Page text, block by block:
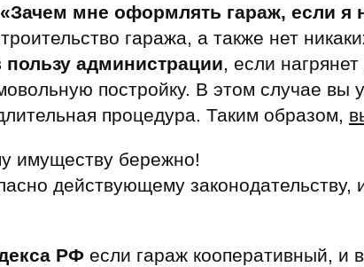
«Зачем мне оформлять гараж, если я
гаража, а также нет
пользу администрации, если
постройку. В этом случае вы
процедура. Таким образом,
имуществу бережно!
действующему
РФ если гараж кооперативный, и